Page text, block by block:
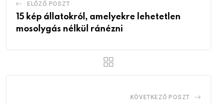
ELŐZŐ POSZT
15 kép állatokról, amelyekre lehetetlen
mosolygás nélkül ránézni
KÖVETKEZŐ POSZT